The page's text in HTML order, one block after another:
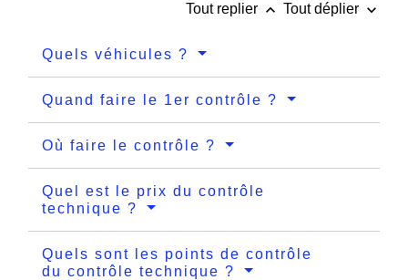
Tout replier keyboard_arrow_up Tout déplier keyboard_arrow_down
Quels véhicules ?
Quand faire le 1er contrôle ?
Où faire le contrôle ?
Quel est le prix du contrôle
technique ?
Quels sont les points de contrôle
du contrôle technique ?